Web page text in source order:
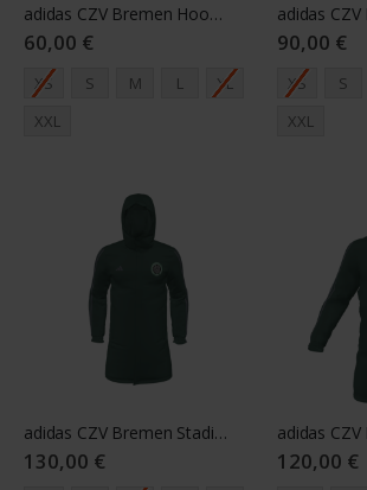
adidas CZV Bremen Hoody Herren grün
60,00 €
XS S M L
XL
XXL
90,00 €
XS S
XXL
adidas CZV Bremen Stadium Jacket Senior grün
130,00 € 120,00 €